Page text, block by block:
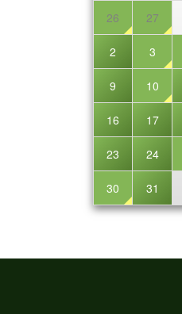
26 27
2 3
9 10
16 17
23 24
30 31